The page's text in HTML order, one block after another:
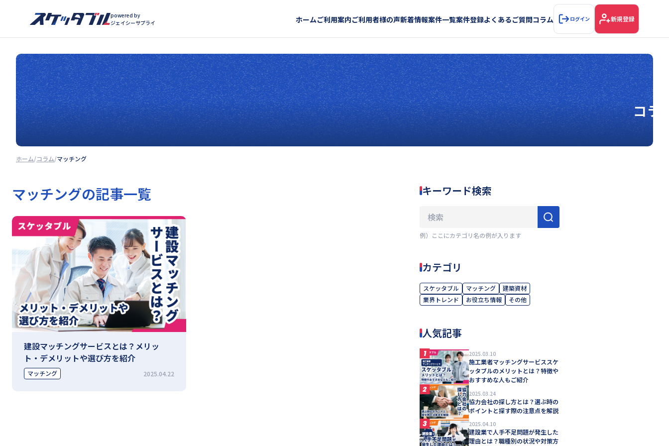
powered by
ジェイシーサプライ
ホームご利用案内ご利用者様の声新着情報案件一覧案件登録よくあるご質問コラム ログイン 新規登録
コラ
ホーム コラム マッチング
マッチングの記事一覧
建設マッチングサービスとは？メリッ
ト・デメリットや選び方を紹介
マッチング 2025.04.22
キーワード検索
例）ここにカテゴリ名の例が入ります
カテゴリ
スケッタブル マッチング
建築資材
業界トレンド
お役立ち情報 その他
人気記事
1 2025.03.10
施工業者マッチングサービススケ
ッタブルのメリットとは？特徴や
おすすめな人もご紹介
2 2025.03.24
協力会社の探し方とは？選ぶ時の
ポイントと探す際の注意点を解説
3 2025.04.10
建設業で人手不足問題が発生した
理由とは？職種別の状況や対策方